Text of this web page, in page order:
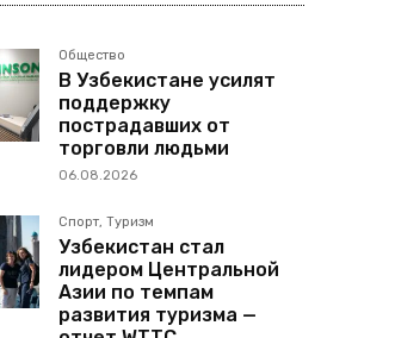
Общество
В Узбекистане усилят
поддержку
пострадавших от
торговли людьми
06.08.2026
Спорт, Туризм
Узбекистан стал
лидером Центральной
Азии по темпам
развития туризма —